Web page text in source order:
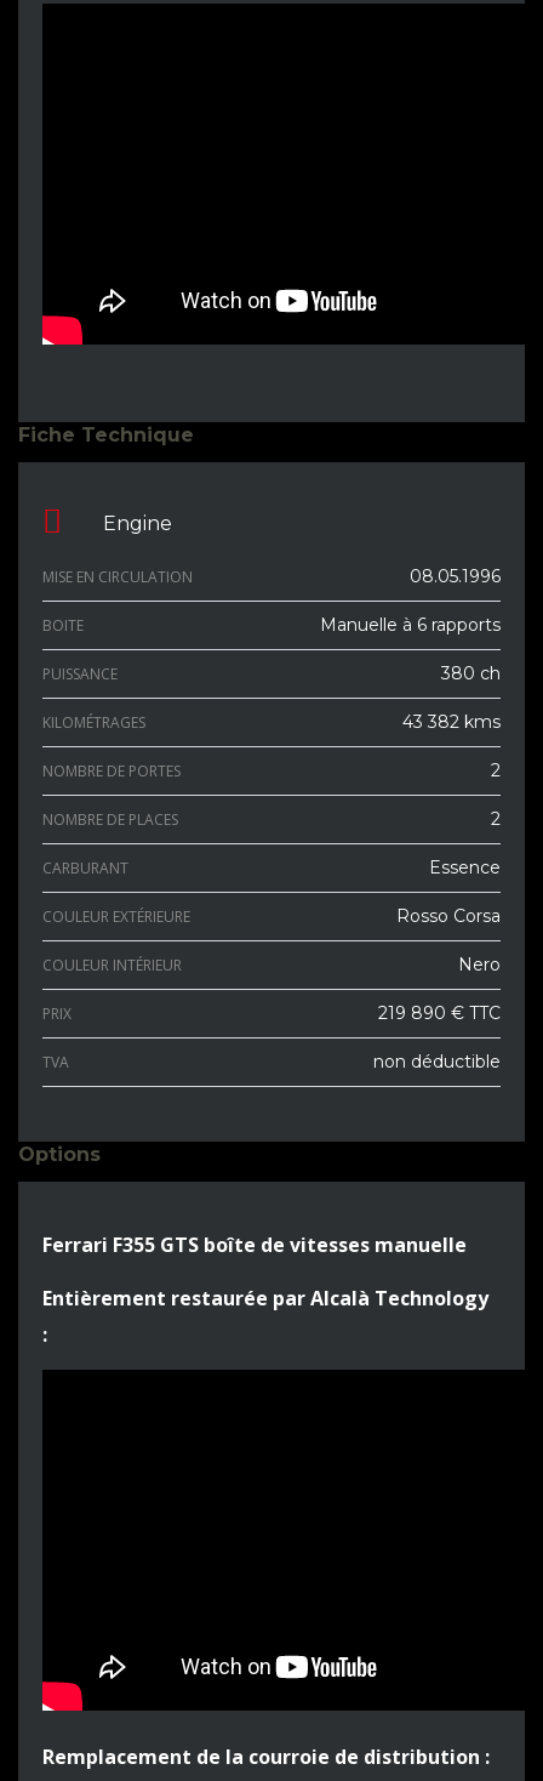
Fiche Technique
Engine
MISE EN CIRCULATION 08.05.1996
BOITE Manuelle à 6 rapports
PUISSANCE 380 ch
KILOMÉTRAGES 43 382 kms
NOMBRE DE PORTES 2
NOMBRE DE PLACES 2
CARBURANT Essence
COULEUR EXTÉRIEURE Rosso Corsa
COULEUR INTÉRIEUR Nero
PRIX 219 890 € TTC
TVA non déductible
Options
Ferrari F355 GTS boîte de vitesses manuelle
Entièrement restaurée par Alcalà Technology
:
Remplacement de la courroie de distribution :